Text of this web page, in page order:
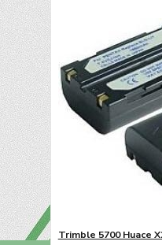
Trimble 5700 Huace